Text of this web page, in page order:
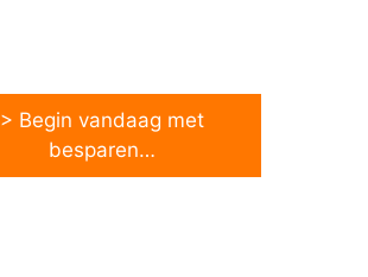
> Begin vandaag met
besparen…